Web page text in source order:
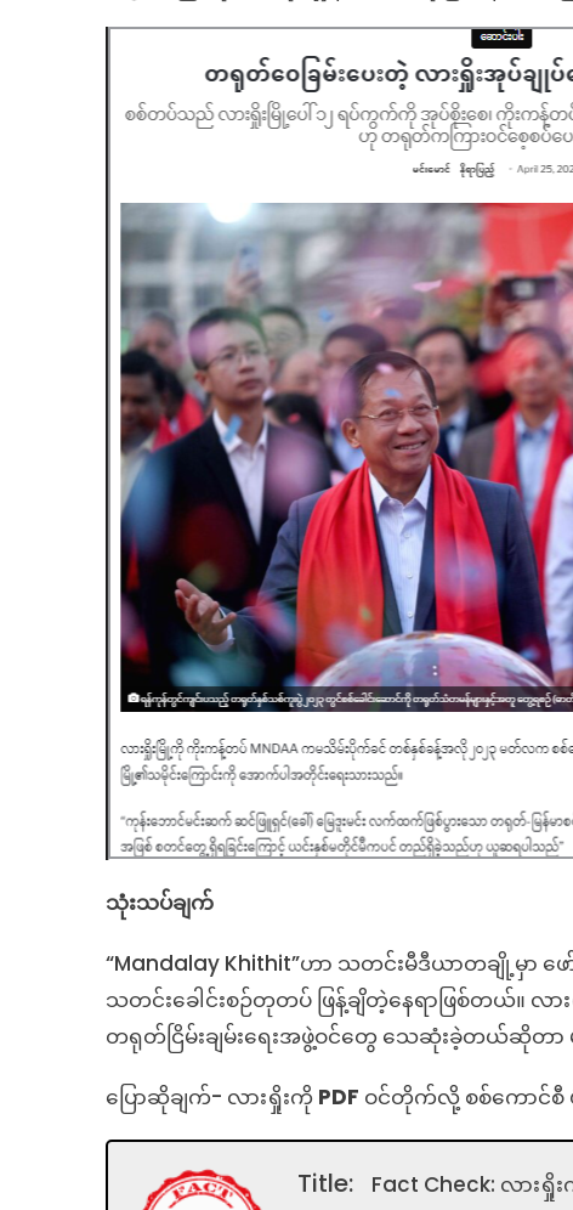
သုံးသပ်ချက်
“Mandalay Khithit”ဟာ သတင်းမီဒီယာတချို့မှာ ဖ
သတင်းခေါင်းစဉ်တုတပ် ဖြန့်ချိတဲ့နေရာဖြစ်တယ်။ လာ
တရုတ်ငြိမ်းချမ်းရေးအဖွဲ့ဝင်တွေ သေဆုံးခဲ့တယ်ဆိုတာ
ပြောဆိုချက်- လားရှိုးကို PDF ဝင်တိုက်လို့ စစ်ကောင်စီ ဗုံ
Title:
Fact Check: လား